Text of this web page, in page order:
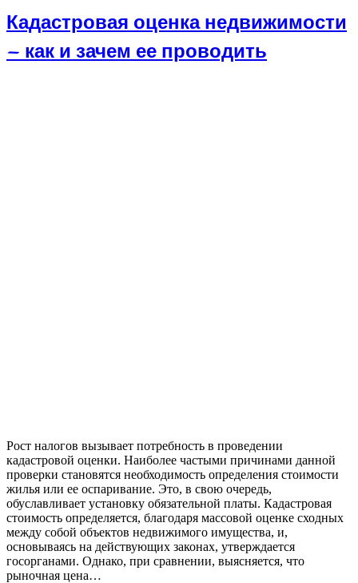
Кадастровая оценка недвижимости
— как и зачем ее проводить
Рост налогов вызывает потребность в проведении
кадастровой оценки. Наиболее частыми причинами данной
проверки становятся необходимость определения стоимости
жилья или ее оспаривание. Это, в свою очередь,
обуславливает установку обязательной платы. Кадастровая
стоимость определяется, благодаря массовой оценке сходных
между собой объектов недвижимого имущества, и,
основываясь на действующих законах, утверждается
госорганами. Однако, при сравнении, выясняется, что
рыночная цена…